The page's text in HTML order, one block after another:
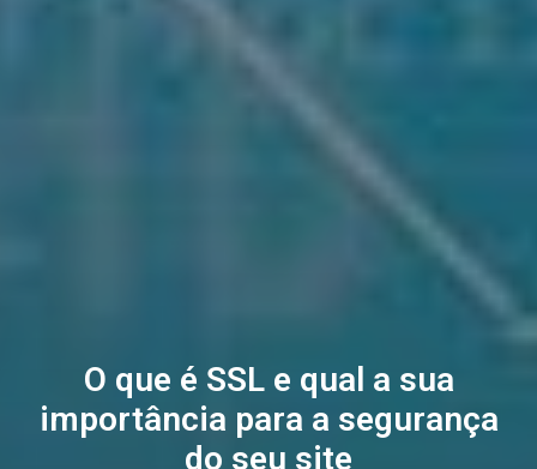
O que é SSL e qual a sua
importância para a segurança
do seu site